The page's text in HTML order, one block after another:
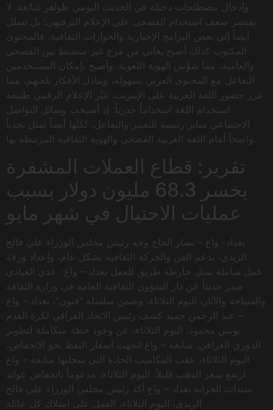
وإدخال مصطلحات دخيلة في الحديث اليومي ظواهر شائعة. لا
يقتصر ضعف استخدام الفصحى على الإعلام الترفيهي؛ بل تسلل
أيضاً إلى بعض البرامج الإخبارية والحوارات الثقافية، فالمحتوى
المكتوب كذلك أصبح يعاني من مزج غير منضبط بين الفصحى
والعامية، مما شوَّش الهوية اللغوية. وأصبح بإمكان المستخدمين
التفاعل مع المحتوى العربي بسهولة، وتبادل الأفكار بلغتهم، مما
عزز حضور اللغة العربية على الإنترنت. غيَّر الإعلام الرقمي طبيعة
استخدام اللغة اسخداماً جذرياً؛ إذ أصبحت وسائل التواصل
الاجتماعي منابر رئيسة للتعبير والتفاعل، لكنَّها أيضاً تمثل تحدياً
تقرير: قطاع العملات المشفرة
يخسر 68.3 مليون دولار بسبب
عمليات الاحتيال في شهر مايو
بغداد- واع – نصار الحاج وجه رئيس مجلس الوزراء علي فالح
الزيدي، بدعم الفن والحركة الثقافية بشكل عام، وإعداد ورقة
عمل شاملة تمثل خارطة طريق للعمل بغداد – واع- عدي العبادي
صدر حديثاً عن دار الشؤون الثقافية العامة في وزارة الثقافة
والسياحة والآثار، اليوم الثلاثاء، وضمن سلسلة "فنون"، بغداد – واع
– عبد الرحمن حميد كشف رئيس الاتحاد العراقي لكرة القدم
يونس محمود، اليوم الثلاثاء، عن وجود خطة متكاملة لتطوير
الدوري العراقي. متابعة – واع اتجهت أسعار النفط نحو الانخفاض،
اليوم الثلاثاء، عقب المكاسب الحادة التي سجلتها متابعة – واع
ارتفع سعر الذهب قليلاً، اليوم الثلاثاء، مدعوماً بانخفاض عوائد
سندات الخزانة بغداد – واع أكد رئيس مجلس الوزراء علي فالح
الزيدي، اليوم الثلاثاء، العمل على امتلاك كل عائلة